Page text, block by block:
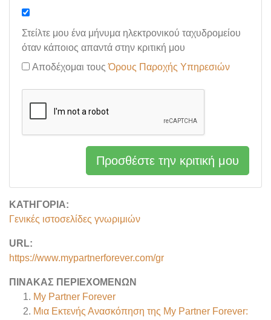
ΚΑΤΗΓΟΡΊΑ:
Γενικές ιστοσελίδες γνωριμιών
URL:
https://www.mypartnerforever.com/gr
ΠΊΝΑΚΑΣ ΠΕΡΙΕΧΟΜΈΝΩΝ
My Partner Forever
Μια Εκτενής Ανασκόπηση της My Partner Forever:
Στείλτε μου ένα μήνυμα ηλεκτρονικού ταχυδρομείου
όταν κάποιος απαντά στην κριτική μου
Αποδέχομαι τουςΌρους Παροχής Υπηρεσιών
Προσθέστε την κριτική μου